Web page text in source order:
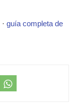
· guía completa de